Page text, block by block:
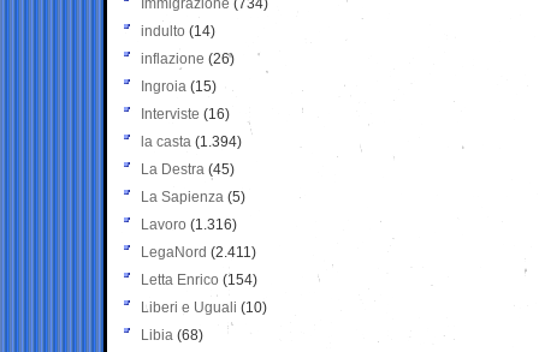
Immigrazione (734)
indulto (14)
inflazione (26)
Ingroia (15)
Interviste (16)
la casta (1.394)
La Destra (45)
La Sapienza (5)
Lavoro (1.316)
LegaNord (2.411)
Letta Enrico (154)
Liberi e Uguali (10)
Libia (68)